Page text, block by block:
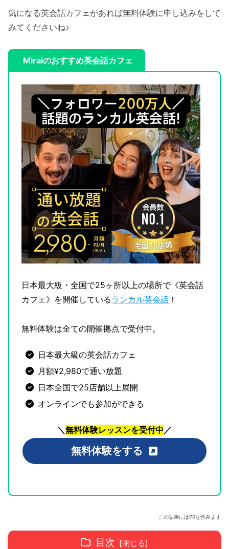
気になる英会話カフェがあれば無料体験に申し込みをして
みてくださいね♪
Miraiのおすすめ英会話カフェ
日本最大級・全国で25ヶ所以上の場所で《英会話
カフェ》を開催しているランカル英会話 ！
無料体験は全ての開催拠点で受付中。
日本最大級の英会話カフェ
月額¥2,980で通い放題
日本全国で25店舗以上展開
オンラインでも参加ができる
＼無料体験レッスンを受付中／
無料体験をする
この記事にはPRを含みます
目次